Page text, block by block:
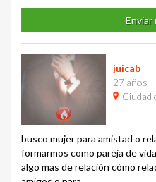
Enviar
juicab
27 años
Ciudad
busco mujer para amistad o
formarmos como pareja de
algo mas de relación cómo